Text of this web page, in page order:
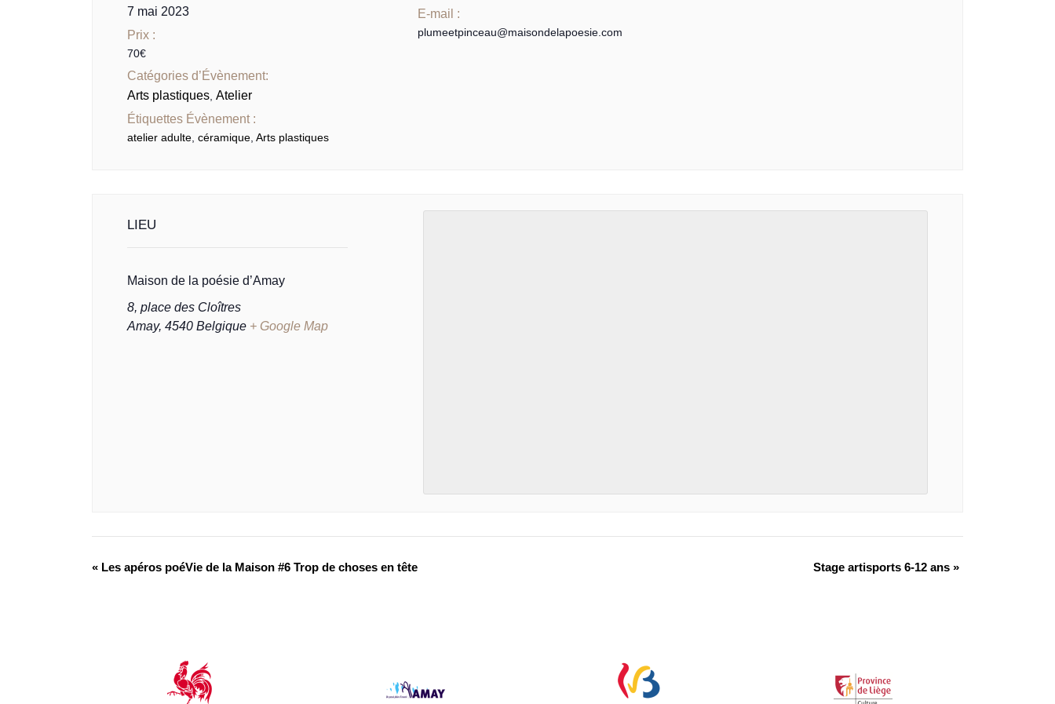
7 mai 2023
Prix :
70€
Catégories d’Évènement:
Arts plastiques ,Atelier
Étiquettes Évènement :
atelier adulte ,céramique ,Arts plastiques
E-mail :
plumeetpinceau@maisondelapoesie.com
LIEU
Maison de la poésie d’Amay
8, place des Cloîtres
Amay, 4540 Belgique + Google Map
« Les apéros poéVie de la Maison #6 Trop de choses en tête Stage artisports 6-12 ans »